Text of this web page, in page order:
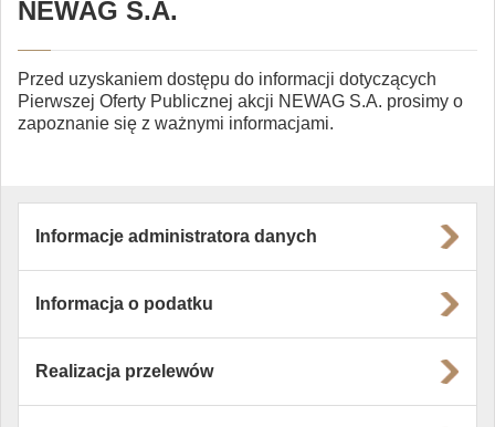
NEWAG S.A.
Przed uzyskaniem dostępu do informacji dotyczących
Pierwszej Oferty Publicznej akcji NEWAG S.A. prosimy o
zapoznanie się z ważnymi informacjami.
Informacje administratora danych
Informacja o podatku
Realizacja przelewów